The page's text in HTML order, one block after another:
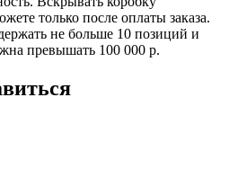
только после оплаты заказа.
не больше 10 позиций и
превышать 100 000 р.